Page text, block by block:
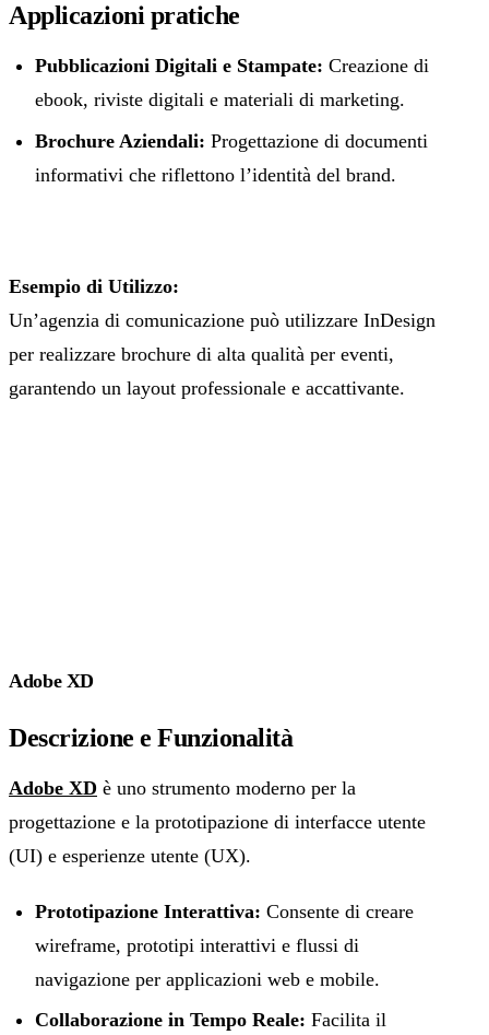
Applicazioni pratiche
Pubblicazioni Digitali e Stampate: Creazione di
ebook, riviste digitali e materiali di marketing.
Brochure Aziendali: Progettazione di documenti
informativi che riflettono l’identità del brand.
Esempio di Utilizzo:
Un’agenzia di comunicazione può utilizzare InDesign
per realizzare brochure di alta qualità per eventi,
garantendo un layout professionale e accattivante.
Adobe XD
Descrizione e Funzionalità
Adobe XD è uno strumento moderno per la
progettazione e la prototipazione di interfacce utente
(UI) e esperienze utente (UX).
Prototipazione Interattiva: Consente di creare
wireframe, prototipi interattivi e flussi di
navigazione per applicazioni web e mobile.
Collaborazione in Tempo Reale: Facilita il